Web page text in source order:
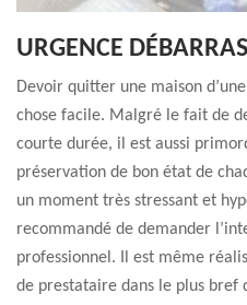
URGENCE
Devoir quitter une maison
chose facile. Malgré le fait de
courte durée, il est aussi
préservation de bon état de
un moment très stressant et
recommandé de demander
professionnel. Il est même
de prestataire dans le plus bref